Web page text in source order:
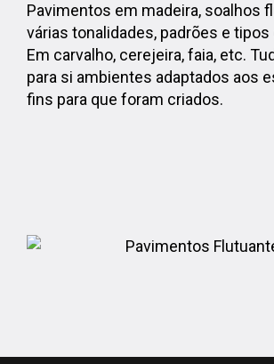
Pavimentos em madeira, soalhos
várias tonalidades, padrões e tipos
Em carvalho, cerejeira, faia, etc.
para si ambientes adaptados aos
fins para que foram criados.